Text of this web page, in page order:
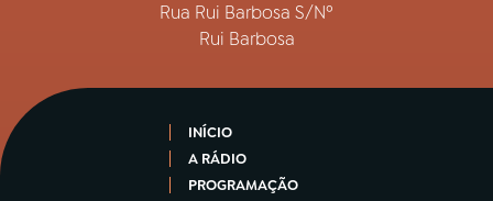
Rua Rui Barbosa S/Nº
Rui Barbosa
INÍCIO
A RÁDIO
PROGRAMAÇÃO